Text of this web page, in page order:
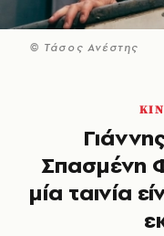
© Τάσος Ανέστης
Σπασμένη
μία ταινία